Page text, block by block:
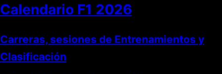
Calendario F1 2026
Carreras, sesiones de Entrenamientos y
Clasificación